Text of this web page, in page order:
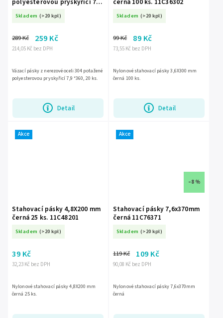
polyesterovou pryskyřicí 7,9
Skladem (>20 kpl)
214,05 Kč bez DPH
289 Kč 259 Kč
Detail
Vázací pásky z nerezové oceli 304 potažené
polyesterovou pryskyřicí 7,9 *360, 20 ks.
černá 100 ks. 11C36302
Skladem (>20 kpl)
73,55 Kč bez DPH
99 Kč 89 Kč
Detail
Nylonové stahovací pásky 3,6X300 mm
černá 100 ks.
Akce
Stahovací pásky 4,8X200 mm
černá 25 ks. 11C48201
Skladem (>20 kpl)
32,23 Kč bez DPH
39 Kč
Nylonové stahovací pásky 4,8X200 mm
černá 25 ks.
Akce
–8 %
Stahovací pásky 7,6x370mm
černá 11C76371
Skladem (>20 kpl)
90,08 Kč bez DPH
119 Kč 109 Kč
Nylonové stahovací pásky 7,6x370mm
černá